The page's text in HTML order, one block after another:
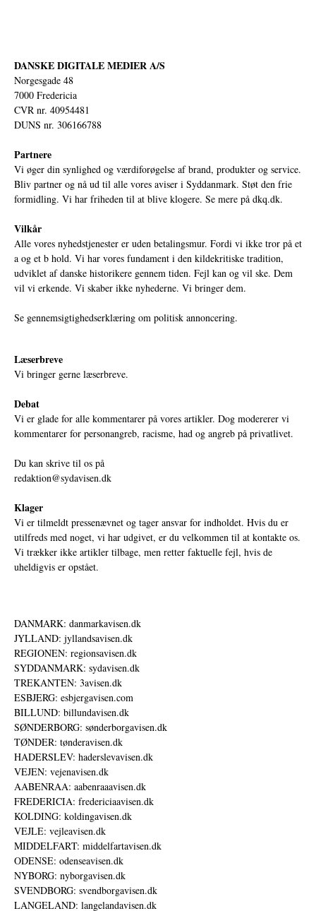
DANSKE DIGITALE MEDIER A/S
Norgesgade 48
7000 Fredericia
CVR nr. 40954481
DUNS nr. 306166788
Partnere
Vi øger din synlighed og værdiforøgelse af brand, produkter og service.
Bliv partner og nå ud til alle vores aviser i Syddanmark. Støt den frie
formidling. Vi har friheden til at blive klogere. Se mere på dkq.dk.
Vilkår
Alle vores nyhedstjenester er uden betalingsmur. Fordi vi ikke tror på et
a og et b hold. Vi har vores fundament i den kildekritiske tradition,
udviklet af danske historikere gennem tiden. Fejl kan og vil ske. Dem
vil vi erkende. Vi skaber ikke nyhederne. Vi bringer dem.
Se gennemsigtighedserklæring om politisk annoncering.
Læserbreve
Vi bringer gerne læserbreve.
Debat
Vi er glade for alle kommentarer på vores artikler. Dog modererer vi
kommentarer for personangreb, racisme, had og angreb på privatlivet.
Du kan skrive til os på
redaktion@sydavisen.dk
Klager
Vi er tilmeldt pressenævnet og tager ansvar for indholdet. Hvis du er
utilfreds med noget, vi har udgivet, er du velkommen til at kontakte os.
Vi trækker ikke artikler tilbage, men retter faktuelle fejl, hvis de
uheldigvis er opstået.
DANMARK: danmarkavisen.dk
JYLLAND: jyllandsavisen.dk
REGIONEN: regionsavisen.dk
SYDDANMARK: sydavisen.dk
TREKANTEN: 3avisen.dk
ESBJERG: esbjergavisen.com
BILLUND: billundavisen.dk
SØNDERBORG: sønderborgavisen.dk
TØNDER: tønderavisen.dk
HADERSLEV: haderslevavisen.dk
VEJEN: vejenavisen.dk
AABENRAA: aabenraaavisen.dk
FREDERICIA: fredericiaavisen.dk
KOLDING: koldingavisen.dk
VEJLE: vejleavisen.dk
MIDDELFART: middelfartavisen.dk
ODENSE: odenseavisen.dk
NYBORG: nyborgavisen.dk
SVENDBORG: svendborgavisen.dk
LANGELAND: langelandavisen.dk